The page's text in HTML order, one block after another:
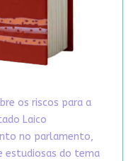
os riscos para a
Laico
no parlamento,
estudiosas do tema